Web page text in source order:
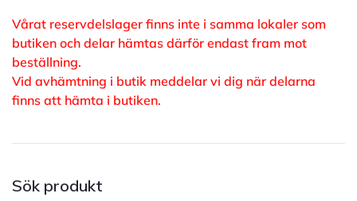
Vårat reservdelslager finns inte i samma lokaler som
butiken och delar hämtas därför endast fram mot
beställning.
Vid avhämtning i butik meddelar vi dig när delarna
finns att hämta i butiken.
Sök produkt